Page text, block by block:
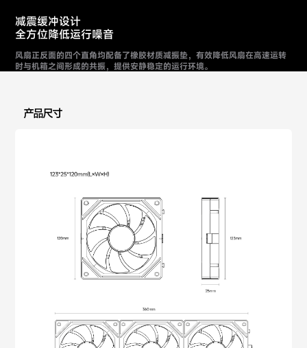
减震缓冲设计
全方位降低运行噪音
风扇正反面的四个直角均配备了橡胶材质减振垫，有效降低风扇在高速运转
时与机箱之间形成的共振，提供安静稳定的运行环境。
产品尺寸